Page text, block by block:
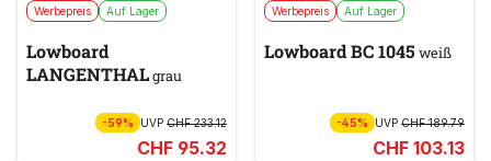
Werbepreis Auf Lager
Lowboard
LANGENTHALgrau
-59% UVP CHF 233.12
CHF 95.32
Werbepreis Auf Lager
Lowboard BC 1045 weiß
-45% UVPCHF 189.79
CHF 103.13